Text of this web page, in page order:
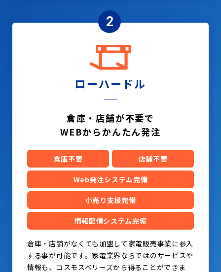
2
ローハードル
倉庫・店舗が不要で
WEBからかんたん発注
倉庫不要 店舗不要
Web発注システム完備
小売り支援完備
情報配信システム完備
倉庫・店舗がなくても加盟して家電販売事業に参入
する事が可能です。家電業界ならではのサービスや
情報も、コスモスベリーズから得ることができま